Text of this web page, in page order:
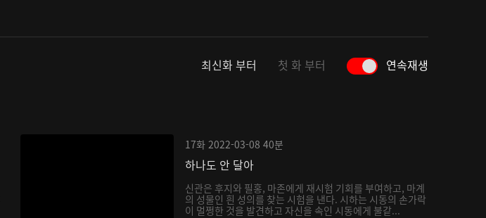
최신화 부터 첫 화 부터 연속재생
17화 2022-03-08 40분
하나도 안 달아
신관은 후지와 필홍, 마존에게 재시험 기회를 부여하고, 마계
의 성물인 흰 성의를 찾는 시험을 낸다. 시하는 시동의 손가락
이 멀쩡한 것을 발견하고 자신을 속인 시동에게 불같...